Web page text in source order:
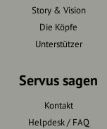
Story & Vision
Die Köpfe
Unterstützer
Servus sagen
Kontakt
Helpdesk / FAQ